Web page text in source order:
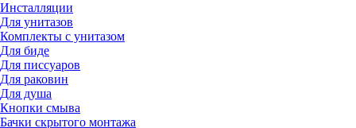
Инсталляции
Для унитазов
Комплекты с унитазом
Для биде
Для писсуаров
Для раковин
Для душа
Кнопки смыва
Бачки скрытого монтажа